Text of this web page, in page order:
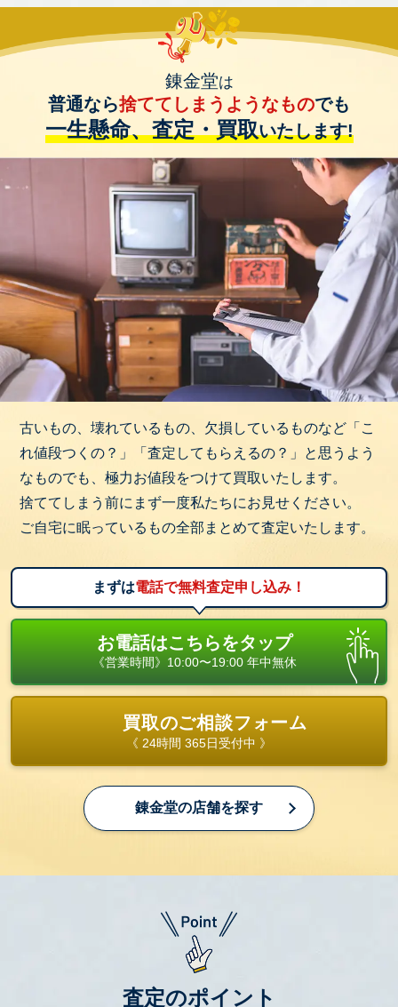
錬金堂は
普通なら捨ててしまうようなものでも
一生懸命、査定・買取いたします!
古いもの、壊れているもの、欠損しているものなど「こ
れ値段つくの？」「査定してもらえるの？」と思うよう
なものでも、極力お値段をつけて買取いたします。
捨ててしまう前にまず一度私たちにお見せください。
ご自宅に眠っているもの全部まとめて査定いたします。
まずは電話で無料査定申し込み！
お電話はこちらをタップ
《営業時間》10:00〜19:00 年中無休
買取のご相談フォーム
《 24時間 365日受付中 》
錬金堂の店舗を探す
査定のポイント